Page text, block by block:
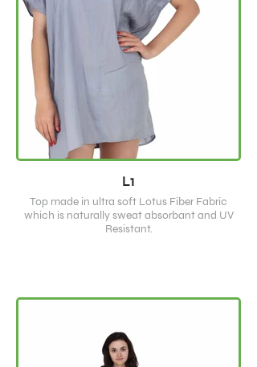
L1
Top made in ultra soft Lotus Fiber Fabric
which is naturally sweat absorbant and UV
Resistant.